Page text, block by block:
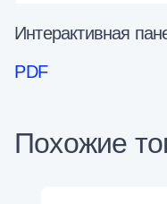
Интерактивная
PDF
Похожие